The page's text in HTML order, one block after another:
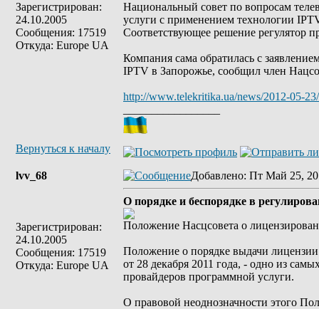
Зарегистрирован:
24.10.2005
Сообщения: 17519
Откуда: Europe UA
Национальный совет по вопросам
услуги с применением технологии
Соответствующее решение регулятор
Компания сама обратилась с
IPTV в Запорожье, сообщил член
http://www.telekritika.ua/news/2012-05-
Вернуться к началу
lvv_68
Зарегистрирован:
24.10.2005
Сообщения: 17519
Откуда: Europe UA
Добавлено: Пт Май 25,
О порядке и беспорядке в
Положение Насцсовета о
Положение о порядке выдачи
от 28 декабря 2011 года, - одно из
провайдеров программной услуги.
О правовой неоднозначности этого